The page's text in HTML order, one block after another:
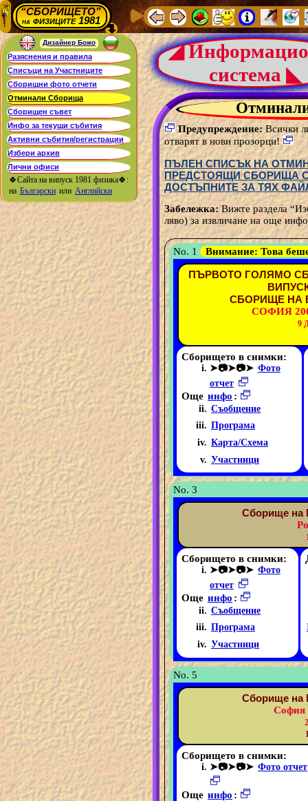
“СБОРИЩЕТО”
нафизиците 1981
◢
система ◣
Дизайнер Божо
🍀Сайта на випуск 1981 физика🍀:
на Български или Английски
Предупреждение:Всички
отварят в нови прозорци!
ПЪЛЕН СПИСЪК НА
ПРЕДСТОЯЩИ СБОРИЩА
ДОСТЪПНИТЕ ЗА ТЯХ
Забележка:Вижте раздела
ляво) за извличане на още
No. 1 Внимание: Това
ПЪРВОТО ГОЛЯМО
СБОРИЩЕ НА
СОФИЯ
9
Сборището в снимки:
➤📷➤📷➤ Фото
отчет
Още инфо :
Съобщение
Програма
Карта/Схема
Участници
No. 3
Сборище на
Сборището в снимки:
➤📷➤📷➤ Фото
отчет
Още инфо :
Съобщение
Програма
Участници
No. 5
Сборище на
София
Сборището в снимки:
➤📷➤📷➤ Фото отчет
Още инфо :